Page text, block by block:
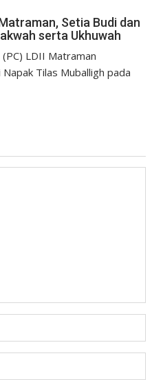
Setia Budi dan
serta Ukhuwah
LDII Matraman
Tilas Muballigh pada